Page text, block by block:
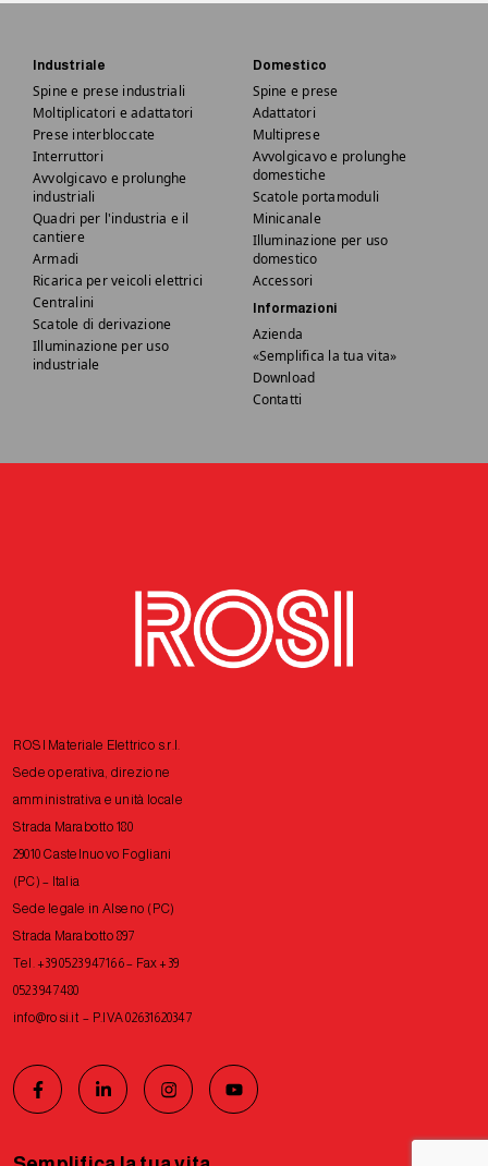
Industriale
Spine e prese industriali
Moltiplicatori e adattatori
Prese interbloccate
Interruttori
Avvolgicavo e prolunghe
industriali
Quadri per l'industria e il
cantiere
Armadi
Ricarica per veicoli elettrici
Centralini
Scatole di derivazione
Illuminazione per uso
industriale
Domestico
Spine e prese
Adattatori
Multiprese
Avvolgicavo e prolunghe
domestiche
Scatole portamoduli
Minicanale
Illuminazione per uso
domestico
Accessori
Informazioni
Azienda
«Semplifica la tua vita»
Download
Contatti
ROSI Materiale Elettrico s.r.l.
Sede operativa, direzione
amministrativa e unità locale
Strada Marabotto 180
29010 Castelnuovo Fogliani
(PC) – Italia
Sede legale in Alseno (PC)
Strada Marabotto 897
Tel. +39 0523 947166 – Fax +39
0523 947480
info@rosi.it– P.IVA 02631620347